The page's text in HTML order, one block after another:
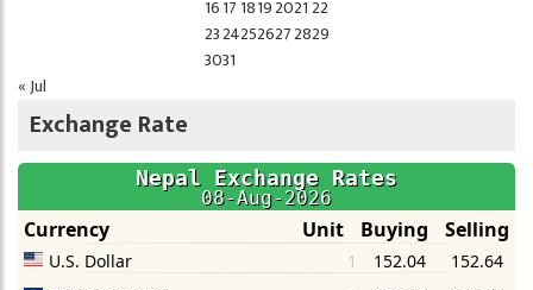
1617 1819202122
23242526272829
3031
« Jul
Exchange Rate